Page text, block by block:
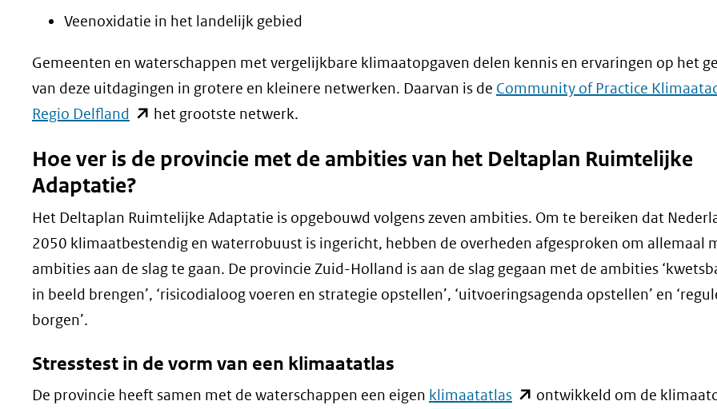
Veenoxidatie in het landelijk gebied
Gemeenten en waterschappen met vergelijkbare klimaatopgaven delen kennis en ervaringen op het
van deze uitdagingen in grotere en kleinere netwerken. Daarvan is de Community of Practice
Regio Delfland (opent
nieuw
venster)
(verwijst
naar
een
andere
het grootste netwerk.
Hoe ver is de provincie met de ambities van het Deltaplan Ruimtelijke
Adaptatie?
Het Deltaplan Ruimtelijke Adaptatie is opgebouwd volgens zeven ambities. Om te bereiken dat
2050 klimaatbestendig en waterrobuust is ingericht, hebben de overheden afgesproken om allemaal
ambities aan de slag te gaan. De provincie Zuid-Holland is aan de slag gegaan met de ambities
in beeld brengen’, ‘risicodialoog voeren en strategie opstellen’, ‘uitvoeringsagenda opstellen’ en
borgen’.
Stresstest in de vorm van een klimaatatlas
De provincie heeft samen met de waterschappen een eigen klimaatatlas(opentontwikkeld om de